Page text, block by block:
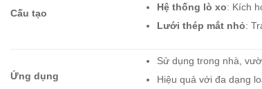
Cấu tạo
Hệ thống lò xo: Kích
Lưới thép mắt nhỏ:
Ứng dụng
Sử dụng trong nhà,
Hiệu quả với đa dạng